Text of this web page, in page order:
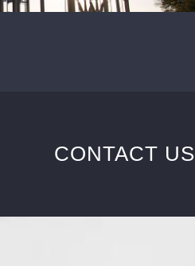
CONTACT US